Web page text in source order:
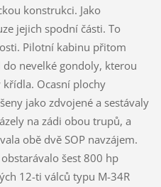
konstrukci. Jako
jejich spodní části. To
Pilotní kabinu přitom
nevelké gondoly, kterou
Ocasní plochy
jako zdvojené a sestávaly
na zádi obou trupů, a
obě dvě SOP navzájem.
šest 800 hp
12-ti válců typu M-34R